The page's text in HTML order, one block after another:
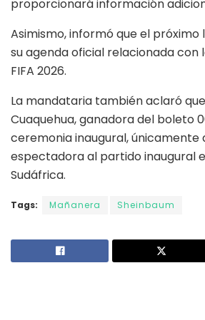
proporcionará información
Asimismo, informó que el
su agenda oficial relacionada con
FIFA 2026.
La mandataria también aclaró
Cuaquehua, ganadora del boleto
ceremonia inaugural, únicamente
espectadora al partido inaugural
Sudáfrica.
Tags: Mañanera Sheinbaum